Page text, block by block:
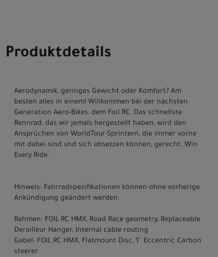
Produktdetails
Aerodynamik, geringes Gewicht oder Komfort? Am
besten alles in einem! Willkommen bei der nächsten
Generation Aero-Bikes, dem Foil RC. Das schnellste
Rennrad, das wir jemals hergestellt haben, wird den
Ansprüchen von WorldTour-Sprintern, die immer vorne
mit dabei sind und sich absetzen können, gerecht. Win
Every Ride.
Hinweis: Fahrradspezifikationen können ohne vorherige
Ankündigung geändert werden.
Rahmen: FOIL RC HMX, Road Race geometry, Replaceable
Derailleur Hanger, Internal cable routing
Gabel: FOIL RC HMX, Flatmount Disc, 1´´ Eccentric Carbon
steerer